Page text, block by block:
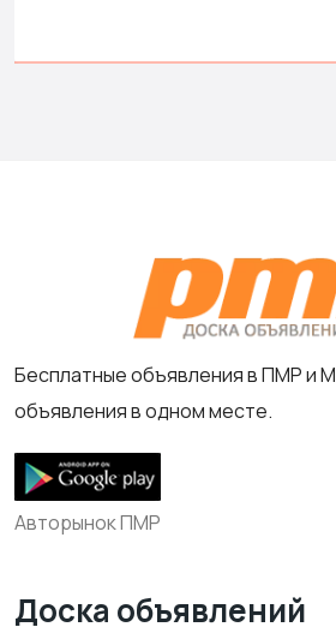
Бесплатные объявления в ПМР и
объявления в одном месте.
Авторынок ПМР
Доска объявлений